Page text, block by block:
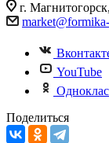
г.
YouTube
Поделиться